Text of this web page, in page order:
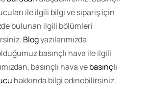
ile ilgili bilgi ve sipariş için
bulunan ilgili bölümleri
Blogyazılarımızda
basınçlı hava ile ilgili
basınçlı hava vebasınçlı
hakkında bilgi edinebilirsiniz.